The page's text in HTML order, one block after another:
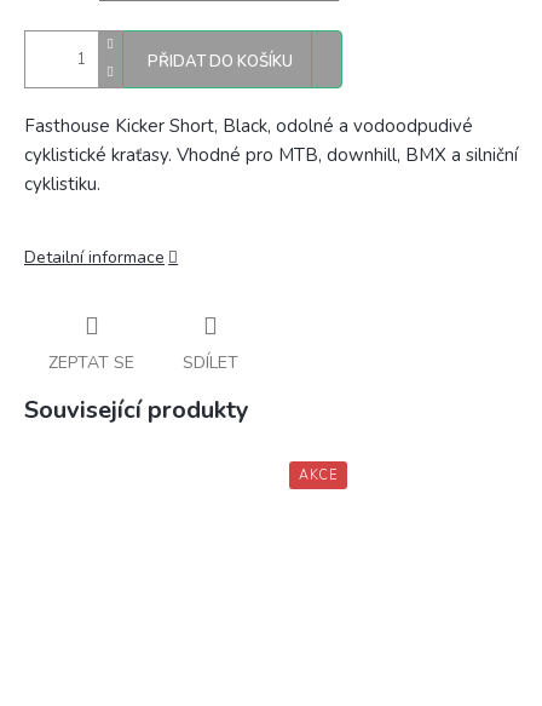
PŘIDAT DO KOŠÍKU
Fasthouse Kicker Short, Black, odolné a vodoodpudivé
cyklistické kraťasy. Vhodné pro MTB, downhill, BMX a silniční
cyklistiku.
Detailní informace
ZEPTAT SE SDÍLET
Související produkty
AKCE